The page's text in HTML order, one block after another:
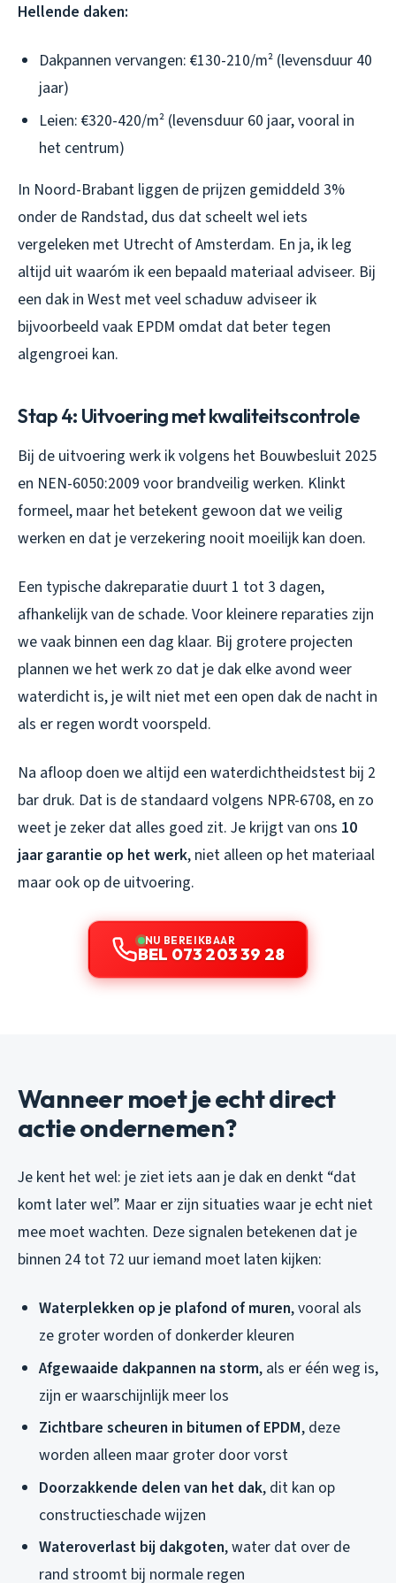
Hellende daken:
Dakpannen vervangen: €130-210/m² (levensduur 40
jaar)
Leien: €320-420/m² (levensduur 60 jaar, vooral in
het centrum)
In Noord-Brabant liggen de prijzen gemiddeld 3%
onder de Randstad, dus dat scheelt wel iets
vergeleken met Utrecht of Amsterdam. En ja, ik leg
altijd uit waaróm ik een bepaald materiaal adviseer. Bij
een dak in West met veel schaduw adviseer ik
bijvoorbeeld vaak EPDM omdat dat beter tegen
algengroei kan.
Stap 4: Uitvoering met kwaliteitscontrole
Bij de uitvoering werk ik volgens het Bouwbesluit 2025
en NEN-6050:2009 voor brandveilig werken. Klinkt
formeel, maar het betekent gewoon dat we veilig
werken en dat je verzekering nooit moeilijk kan doen.
Een typische dakreparatie duurt 1 tot 3 dagen,
afhankelijk van de schade. Voor kleinere reparaties zijn
we vaak binnen een dag klaar. Bij grotere projecten
plannen we het werk zo dat je dak elke avond weer
waterdicht is, je wilt niet met een open dak de nacht in
als er regen wordt voorspeld.
Na afloop doen we altijd een waterdichtheidstest bij 2
bar druk. Dat is de standaard volgens NPR-6708, en zo
weet je zeker dat alles goed zit. Je krijgt van ons 10
jaar garantie op het werk, niet alleen op het materiaal
maar ook op de uitvoering.
NU BEREIKBAAR
BEL 073 203 39 28
Wanneer moet je echt direct
actie ondernemen?
Je kent het wel: je ziet iets aan je dak en denkt “dat
komt later wel”. Maar er zijn situaties waar je echt niet
mee moet wachten. Deze signalen betekenen dat je
binnen 24 tot 72 uur iemand moet laten kijken:
Waterplekken op je plafond of muren, vooral als
ze groter worden of donkerder kleuren
Afgewaaide dakpannen na storm, als er één weg is,
zijn er waarschijnlijk meer los
Zichtbare scheuren in bitumen of EPDM, deze
worden alleen maar groter door vorst
Doorzakkende delen van het dak, dit kan op
constructieschade wijzen
Wateroverlast bij dakgoten, water dat over de
rand stroomt bij normale regen